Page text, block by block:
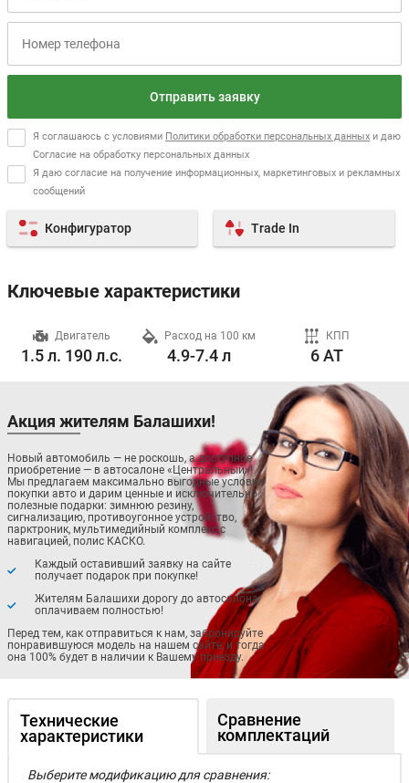
Отправить заявку
Я соглашаюсь с условиями Политики обработки персональных данных и даю
Согласие на обработку персональных данных
Я даю согласие на получение информационных, маркетинговых и рекламных
сообщений
Конфигуратор Trade In
Ключевые характеристики
Двигатель
1.5 л. 190 л.с.
Расход на 100 км
4.9-7.4 л
КПП
6 AT
Акция жителям Балашихи!
Новый автомобиль — не роскошь, а доступное
приобретение — в автосалоне «Центральный»!
Мы предлагаем максимально выгодные условия
покупки авто и дарим ценные и исключительно
полезные подарки: зимнюю резину,
сигнализацию, противоугонное устройство,
парктроник, мультимедийный комплекс с
навигацией, полис КАСКО.
Каждый оставивший заявку на сайте
получает подарок при покупке!
Жителям Балашихи дорогу до автосалона
оплачиваем полностью!
Перед тем, как отправиться к нам, забронируйте
понравившуюся модель на нашем сайте, и тогда
она 100% будет в наличии к Вашему приезду.
Технические
характеристики
Сравнение
комплектаций
Выберите модификацию для сравнения: